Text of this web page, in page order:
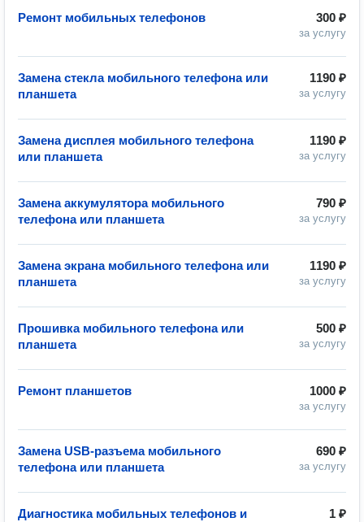
300 ₽
за услугу
Ремонт мобильных телефонов
1190 ₽
за услугу
Замена стекла мобильного телефона или
планшета
1190 ₽
за услугу
Замена дисплея мобильного телефона
или планшета
790 ₽
за услугу
Замена аккумулятора мобильного
телефона или планшета
1190 ₽
за услугу
Замена экрана мобильного телефона или
планшета
500 ₽
за услугу
Прошивка мобильного телефона или
планшета
1000 ₽
за услугу
Ремонт планшетов
690 ₽
за услугу
Замена USB-разъема мобильного
телефона или планшета
1 ₽
Диагностика мобильных телефонов и